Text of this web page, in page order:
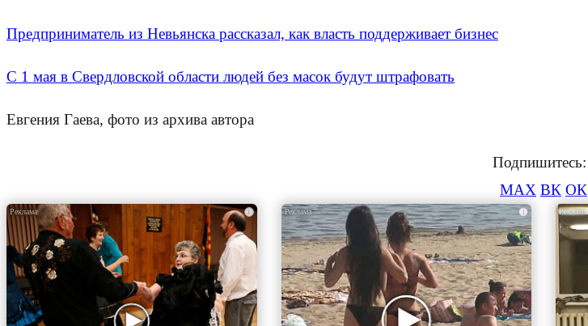
Предприниматель из Невьянска рассказал, как власть поддерживает бизнес
С 1 мая в Свердловской области людей без масок будут штрафовать
Евгения Гаева, фото из архива автора
Подпишитесь:
MAX ВК ОК
i i